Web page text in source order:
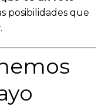
posibilidades que
.